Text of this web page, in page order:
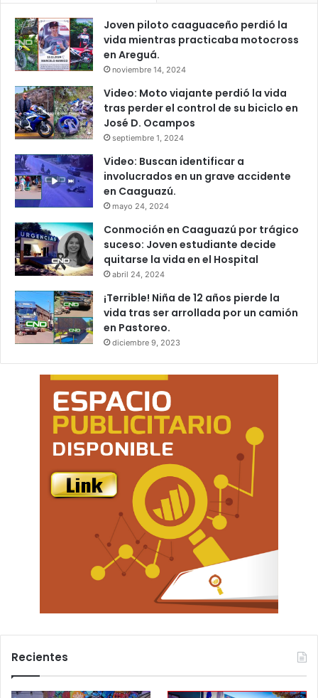
Joven piloto caaguaceño perdió la
vida mientras practicaba motocross
en Areguá.
noviembre 14, 2024
Video: Moto viajante perdió la vida
tras perder el control de su biciclo en
José D. Ocampos
septiembre 1, 2024
Video: Buscan identificar a
involucrados en un grave accidente
en Caaguazú.
mayo 24, 2024
Conmoción en Caaguazú por trágico
suceso: Joven estudiante decide
quitarse la vida en el Hospital
abril 24, 2024
¡Terrible! Niña de 12 años pierde la
vida tras ser arrollada por un camión
en Pastoreo.
diciembre 9, 2023
Recientes